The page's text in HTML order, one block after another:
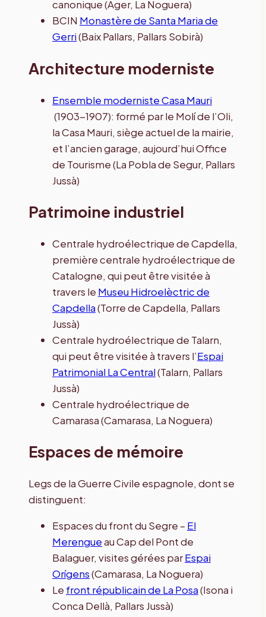
canonique (Àger, La Noguera)
BCIN Monastère de Santa Maria de
Gerri(Baix Pallars, Pallars Sobirà)
Architecture moderniste
Ensemble moderniste Casa Mauri
(1903-1907): formé par le Molí de l’Oli,
la Casa Mauri, siège actuel de la mairie,
et l’ancien garage, aujourd’hui Office
de Tourisme (La Pobla de Segur, Pallars
Jussà)
Patrimoine industriel
Centrale hydroélectrique de Capdella,
première centrale hydroélectrique de
Catalogne, qui peut être visitée à
travers le Museu Hidroelèctric de
Capdella(Torre de Capdella, Pallars
Jussà)
Centrale hydroélectrique de Talarn,
qui peut être visitée à travers l’Espai
Patrimonial La Central(Talarn, Pallars
Jussà)
Centrale hydroélectrique de
Camarasa (Camarasa, La Noguera)
Espaces de mémoire
Legs de la Guerre Civile espagnole, dont se
distinguent:
Espaces du front du Segre – El
Merengueau Cap del Pont de
Balaguer, visites gérées parEspai
Orígens(Camarasa, La Noguera)
Le front républicain de La Posa(Isona i
Conca Dellà, Pallars Jussà)